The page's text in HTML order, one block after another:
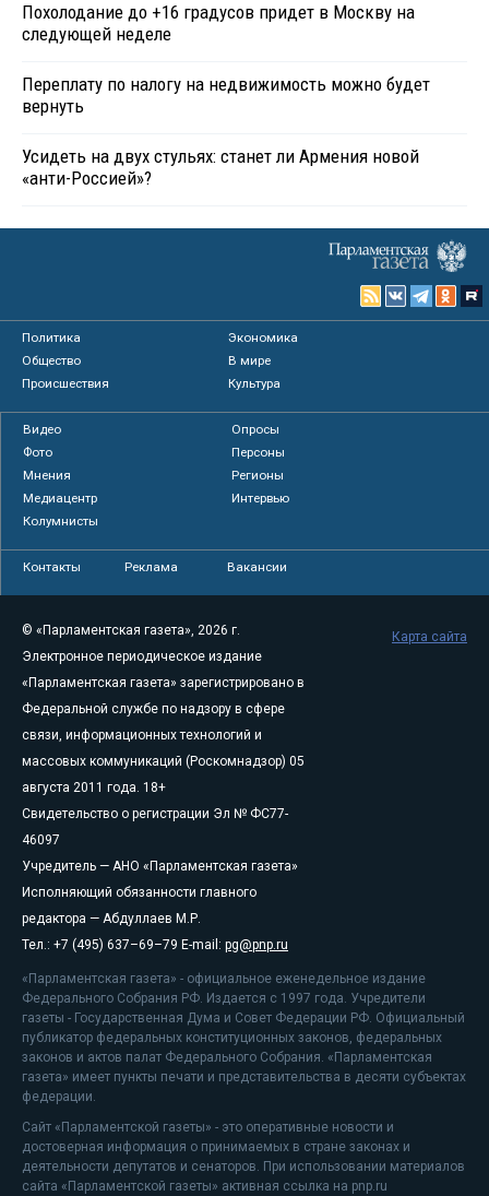
Похолодание до +16 градусов придет в Москву на
следующей неделе
Переплату по налогу на недвижимость можно будет
вернуть
Усидеть на двух стульях: станет ли Армения новой
«анти-Россией»?
Политика
Экономика
Общество
В мире
Происшествия
Культура
Видео
Опросы
Фото
Персоны
Мнения
Регионы
Медиацентр
Интервью
Колумнисты
Контакты Реклама Вакансии
© «Парламентская газета», 2026 г.
Электронное периодическое издание
«Парламентская газета» зарегистрировано в
Федеральной службе по надзору в сфере
связи, информационных технологий и
массовых коммуникаций (Роскомнадзор) 05
августа 2011 года. 18+
Свидетельство о регистрации Эл № ФС77-
46097
Учредитель — АНО «Парламентская газета»
Исполняющий обязанности главного
редактора — Абдуллаев М.Р.
Тел.: +7 (495) 637–69–79 E-mail: pg@pnp.ru
«Парламентская газета» - официальное еженедельное издание
Федерального Собрания РФ. Издается с 1997 года. Учредители
газеты - Государственная Дума и Совет Федерации РФ. Официальный
публикатор федеральных конституционных законов, федеральных
законов и актов палат Федерального Собрания. «Парламентская
газета» имеет пункты печати и представительства в десяти субъектах
федерации.
Сайт «Парламентской газеты» - это оперативные новости и
достоверная информация о принимаемых в стране законах и
деятельности депутатов и сенаторов. При использовании материалов
сайта «Парламентской газеты» активная ссылка на pnp.ru
Карта сайта